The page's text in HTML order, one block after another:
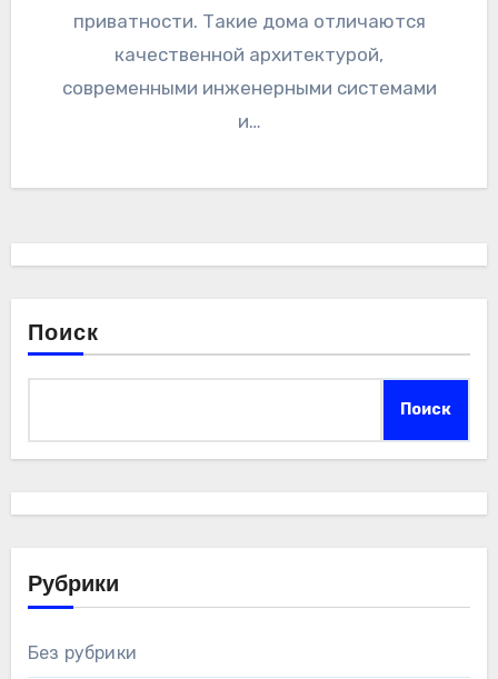
приватности. Такие дома отличаются
качественной архитектурой,
современными инженерными системами
и…
Поиск
Поиск
Рубрики
Без рубрики